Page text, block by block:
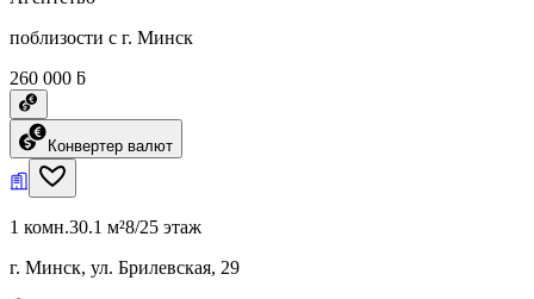
поблизости с г. Минск
260 000 ƃ
Конвертер валют
1 комн.30.1 м²8/25 этаж
г. Минск, ул. Брилевская, 29